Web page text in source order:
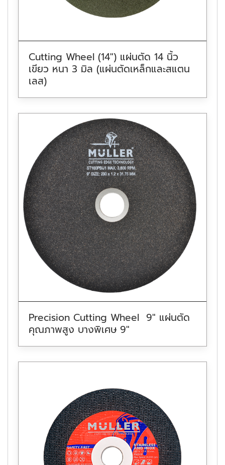
Cutting Wheel (14″) แผ่นตัด 14 นิ้ว
เขียว หนา 3 มิล (แผ่นตัดเหล็กและสแตน
เลส)
Precision Cutting Wheel 9″ แผ่นตัด
คุณภาพสูง บางพิเศษ 9″